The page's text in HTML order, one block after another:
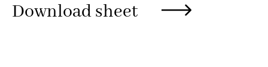
Download sheet